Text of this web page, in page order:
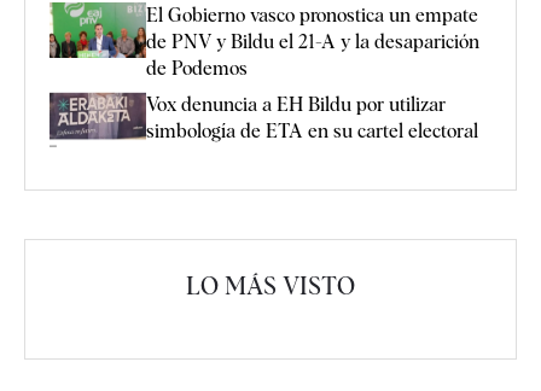
El Gobierno vasco pronostica un empate
de PNV y Bildu el 21-A y la desaparición
de Podemos
Vox denuncia a EH Bildu por utilizar
simbología de ETA en su cartel electoral
LO MÁS VISTO